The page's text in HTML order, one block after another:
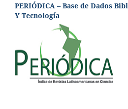
PERIÓDICA – Base de Dados
Y Tecnología